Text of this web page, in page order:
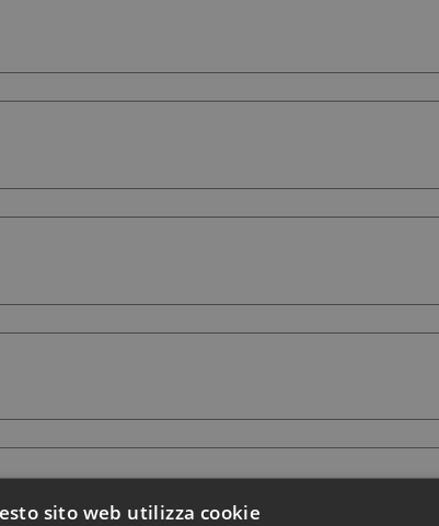
sito web utilizza cookie